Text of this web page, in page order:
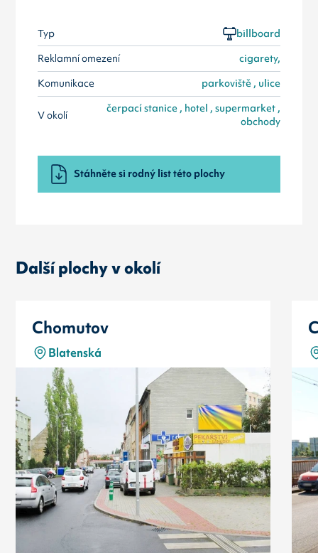
Typ
billboard
Reklamní omezení
cigarety,
Komunikace
parkoviště , ulice
V okolí
čerpací stanice , hotel , supermarket ,
obchody
Stáhněte si rodný list této plochy
Další plochy v okolí
Chomutov
Blatenská